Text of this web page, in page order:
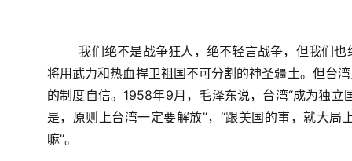
我们绝不是战争狂人，绝不轻言战争，但我们
将用武力和热血捍卫祖国不可分割的神圣疆土。但台
的制度自信。 1958年9月，毛泽东说，台湾“成为独立
是，原则上台湾一定要解放”，“跟美国的事，就大
嘛”。